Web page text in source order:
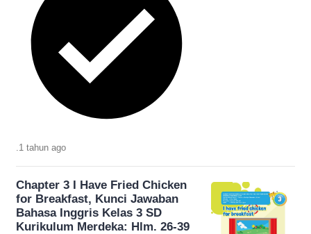
1 tahun ago
Chapter 3 I Have Fried Chicken
for Breakfast, Kunci Jawaban
Bahasa Inggris Kelas 3 SD
Kurikulum Merdeka: Hlm. 26-39